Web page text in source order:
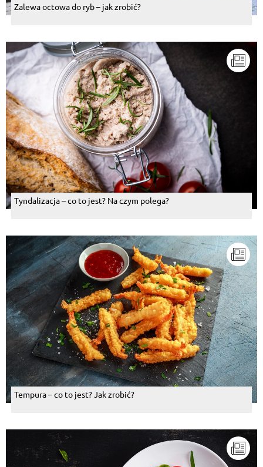
Zalewa octowa do ryb – jak zrobić?
Tyndalizacja – co to jest? Na czym polega?
Tempura – co to jest? Jak zrobić?